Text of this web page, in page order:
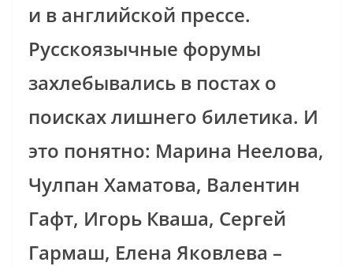
и в английской прессе.
Русскоязычные форумы
захлебывались в постах о
поисках лишнего билетика. И
это понятно: Марина Неелова,
Чулпан Хаматова, Валентин
Гафт, Игорь Кваша, Сергей
Гармаш, Елена Яковлева –